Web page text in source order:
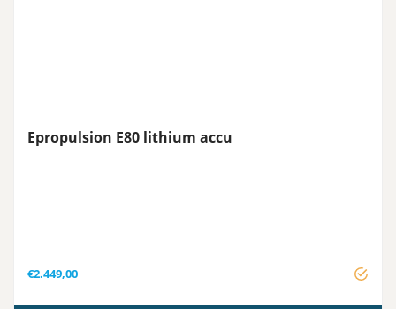
Epropulsion E80 lithium accu
€2.449,00